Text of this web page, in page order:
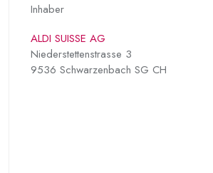
Inhaber
ALDI SUISSE AG
Niederstettenstrasse 3
9536 Schwarzenbach SG CH